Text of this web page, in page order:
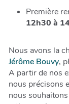
Première
12h30 à
Nous avons la
Jérôme Bouvy,
A partir de nos
nous précisons
nous